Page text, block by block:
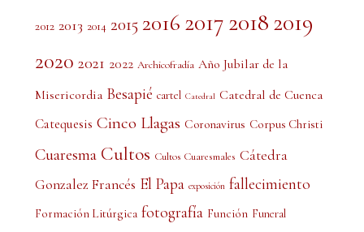
2012 2013 2014 2015 2016 2017 2018 2019
2020 2021 2022 Archicofradía Año Jubilar de la
Misericordia Besapié cartel Catedral Catedral de Cuenca
Catequesis Cinco Llagas Coronavirus Corpus Christi
Cuaresma Cultos Cultos Cuaresmales Cátedra
Gonzalez Francés El Papa exposición fallecimiento
Formación Litúrgica fotografía Función Funeral